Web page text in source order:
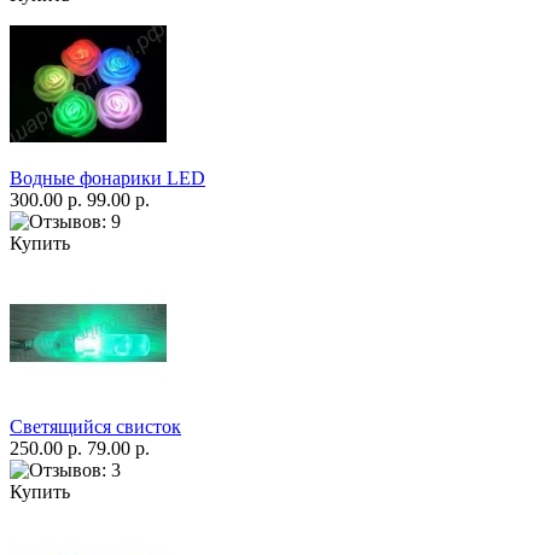
Водные фонарики LED
300.00 р. 99.00 р.
Купить
Светящийся свисток
250.00 р. 79.00 р.
Купить